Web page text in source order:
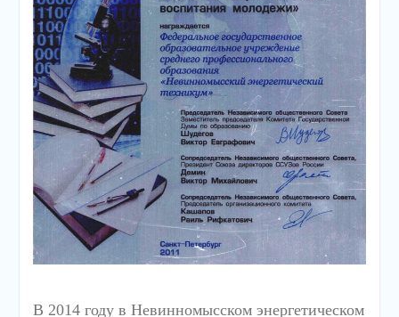
В 2014 году в Невинномысском энергетическом